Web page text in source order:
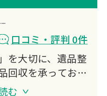
口コミ・評判 0件
を大切に、遺品整
回収を承っており
む